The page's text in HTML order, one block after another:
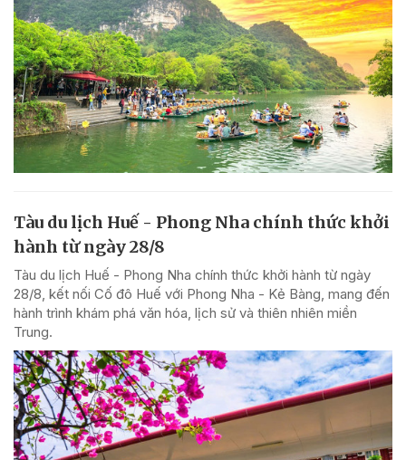
Tàu du lịch Huế - Phong Nha chính thức khởi
hành từ ngày 28/8
Tàu du lịch Huế - Phong Nha chính thức khởi hành từ ngày
28/8, kết nối Cố đô Huế với Phong Nha - Kẻ Bàng, mang đến
hành trình khám phá văn hóa, lịch sử và thiên nhiên miền
Trung.